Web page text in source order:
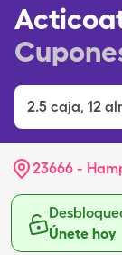
2.5 caja, 12
23666 -
Únete hoy